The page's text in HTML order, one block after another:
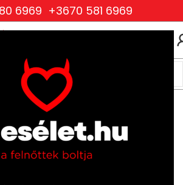
6969 +3670 581 6969
és Fehérneműk